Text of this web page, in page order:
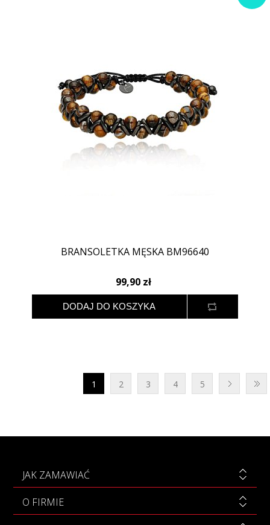
BRANSOLETKA MĘSKA BM96640
99,90 zł
1 2 3 4 5
JAK ZAMAWIAĆ
O FIRMIE